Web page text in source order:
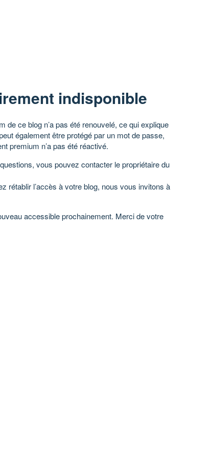
indisponible
de ce blog n’a pas été renouvelé, ce qui explique
également être protégé par un mot de passe,
premium n’a pas été réactivé.
vous pouvez contacter le propriétaire du
rétablir l’accès à votre blog, nous vous invitons à
accessible prochainement. Merci de votre